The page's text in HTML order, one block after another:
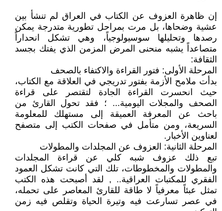
إن ظاهرة العزوف عن الكتاب في العراق لم تنشأ بين
عشية وضحاها، بل مرت بمراحل تطورية متدرجة يمكن
رصدها وتحليلها سوسيولوجياً، وهي تشكل انحداراً
متصاعداً يشبه منحنى المرض المزمن الذي يفتك بجسد
الثقافة:
المرحلة الأولى: فتور القراءة والاكتفاء بالصحف
بدأت ملامح الأزمة بفتور تدريجي في العلاقة مع الكتاب،
حيث انحسرت القراءة الجادة لتقتصر على قراءة
الصحف والمجلات اليومية... ؛ فقد تحول القارئ من
باحث عن المعرفة العميقة إلى مستهلك للمعلومة
السريعة، ومن متأمل في صفحات الكتب إلى متصفح
لعناوين الأخبار.
المرحلة الثانية: العزوف عن المجلدات والمطولات
تبع ذلك عزوف شبه كلي عن قراءة المجلدات
والمطولات والمخطوطات، تلك التي كانت تشكل العمود
الفقري للمكتبات العراقية.. , لقد أصبحت هذه الكتب
تمثل عبئاً معرفياً لا طاقة للقارئ المعاصر على تحمله،
في عصر تسارعت فيه وتيرة الحياة وتقلص فيه زمن